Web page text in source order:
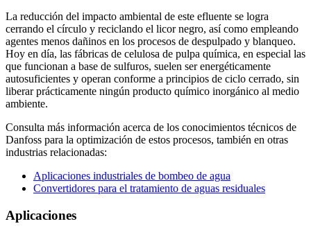
La reducción del impacto ambiental de este efluente se logra
cerrando el círculo y reciclando el licor negro, así como empleando
agentes menos dañinos en los procesos de despulpado y blanqueo.
Hoy en día, las fábricas de celulosa de pulpa química, en especial las
que funcionan a base de sulfuros, suelen ser energéticamente
autosuficientes y operan conforme a principios de ciclo cerrado, sin
liberar prácticamente ningún producto químico inorgánico al medio
ambiente.
Consulta más información acerca de los conocimientos técnicos de
Danfoss para la optimización de estos procesos, también en otras
industrias relacionadas:
Aplicaciones industriales de bombeo de agua
Convertidores para el tratamiento de aguas residuales
Aplicaciones